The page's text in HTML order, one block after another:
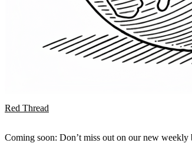
Red Thread
Coming soon: Don’t miss out on our new